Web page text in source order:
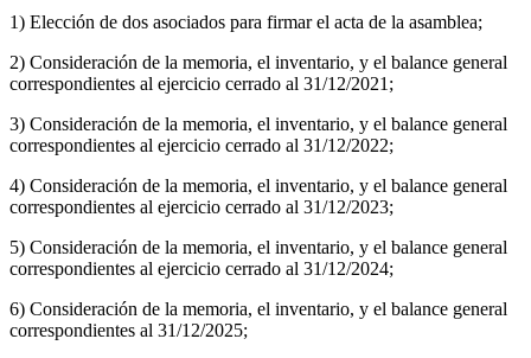
1) Elección de dos asociados para firmar el acta de la asamblea;
2) Consideración de la memoria, el inventario, y el balance general
correspondientes al ejercicio cerrado al 31/12/2021;
3) Consideración de la memoria, el inventario, y el balance general
correspondientes al ejercicio cerrado al 31/12/2022;
4) Consideración de la memoria, el inventario, y el balance general
correspondientes al ejercicio cerrado al 31/12/2023;
5) Consideración de la memoria, el inventario, y el balance general
correspondientes al ejercicio cerrado al 31/12/2024;
6) Consideración de la memoria, el inventario, y el balance general
correspondientes al 31/12/2025;